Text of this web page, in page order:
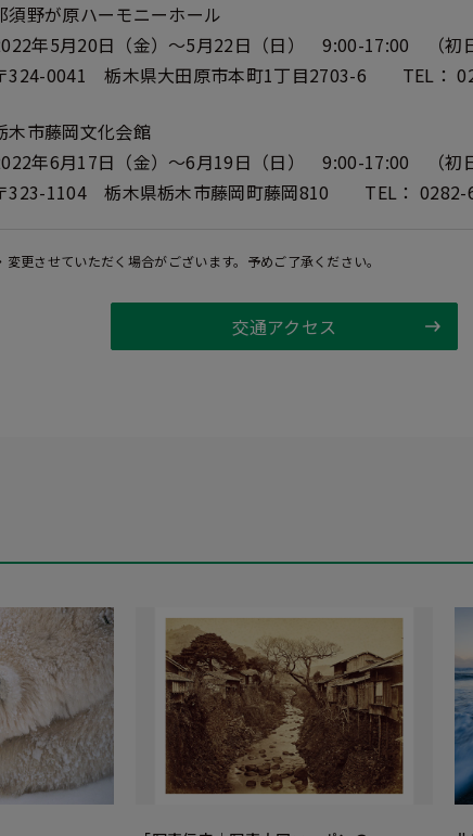
須野が原ハーモニーホール
年5月20日（金）～5月22日（日） 9:00-17:00 （初
324-0041 栃木県大田原市本町1丁目2703-6 TEL：
木市藤岡文化会館
年6月17日（金）～6月19日（日） 9:00-17:00 （初
323-1104 栃木県栃木市藤岡町藤岡810 TEL： 0282-
更させていただく場合がございます。予めご了承ください。
交通アクセス